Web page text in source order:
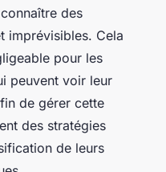
des
imprévisibles. Cela
pour les
peuvent voir leur
de gérer cette
des stratégies
de leurs